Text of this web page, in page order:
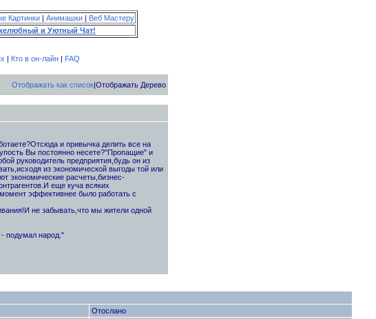
Картинки | Анимашки | Веб Мастеру
и Уютный Чат!
| Кто в он-лайн| FAQ
Отображать как список|Отображать Дерево
и привычка делить все на
Вы постоянно несете?"Пропащие" и
руководитель предприятия,будь он из
из экономической выгоды той или
экономические расчеты,бизнес-
еще куча всяких
эффективнее было работать с
не забывать,что мы жители одной
подумал народ."
Отослано